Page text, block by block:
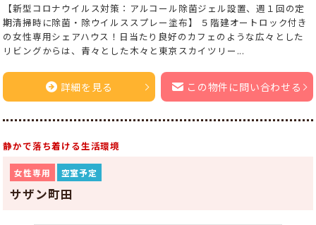
【新型コロナウイルス対策：アルコール除菌ジェル設置、週１回の定
期清掃時に除菌・除ウイルススプレー塗布】 ５階建オートロック付き
の女性専用シェアハウス！日当たり良好のカフェのような広々とした
リビングからは、青々とした木々と東京スカイツリー...
詳細を見る この物件に問い合わせる
静かで落ち着ける生活環境
女性専用 空室予定
サザン町田